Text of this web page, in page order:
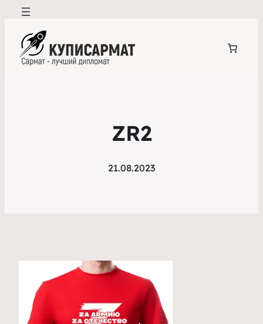
ZR2
21.08.2023